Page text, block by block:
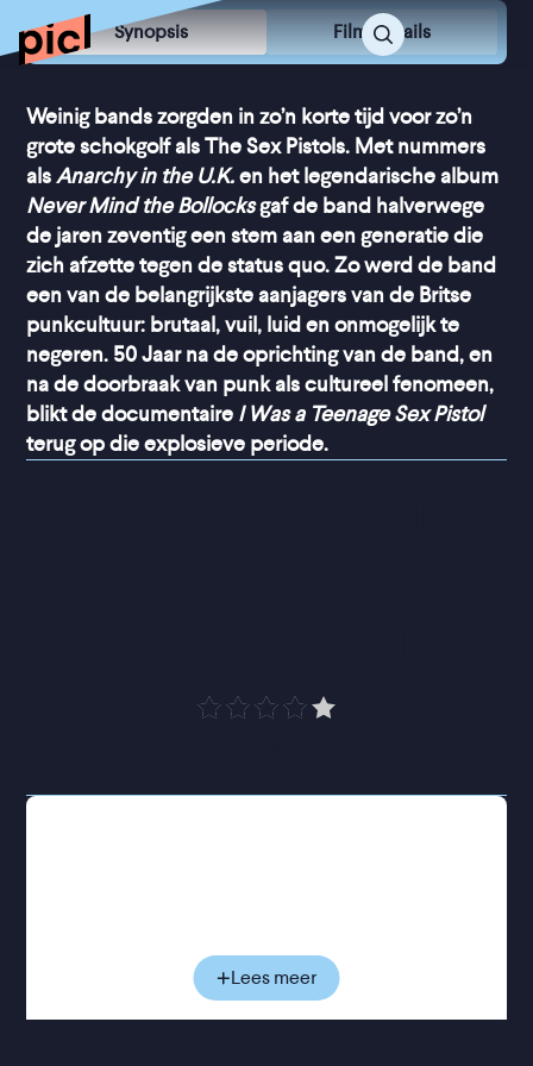
Synopsis Film Details
Weinig bands zorgden in zo’n korte tijd voor zo’n
grote schokgolf als The Sex Pistols. Met nummers
alsAnarchy in the U.K. en het legendarische album
Never Mind the Bollocksgaf de band halverwege
de jaren zeventig een stem aan een generatie die
zich afzette tegen de status quo. Zo werd de band
een van de belangrijkste aanjagers van de Britse
punkcultuur: brutaal, vuil, luid en onmogelijk te
negeren. 50 Jaar na de oprichting van de band, en
na de doorbraak van punk als cultureel fenomeen,
blikt de documentaire I Was a Teenage Sex Pistol
terug op die explosieve periode.
Aan het woord is Glen Matlock, bassist en een van
band. Van de ontstaansgeschiedenis tot de release
Anarchy in the U.K.en de blijvende
nalatenschap vanNever Mind the Bollocks, een
Lees meer